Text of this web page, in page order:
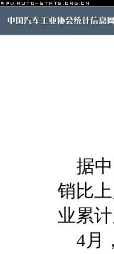
据中
销比
业累
4月